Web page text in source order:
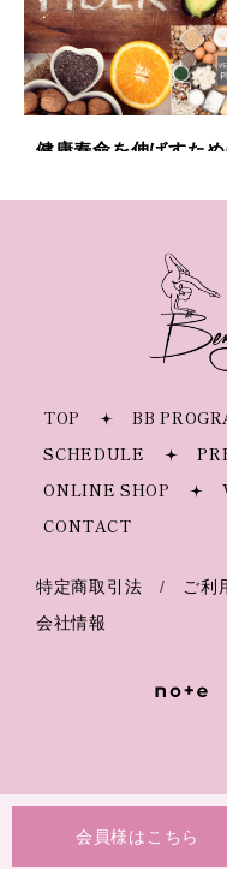
会員様はこちら
健康寿命を伸ばすため
診断では見逃される
TOP BB
SCHEDULE
ONLINE SHOP
CONTACT
特定商取引法 / ご利
会社情報